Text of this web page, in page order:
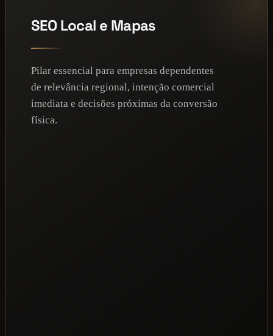
SEO Local e Mapas
Pilar essencial para empresas dependentes
de relevância regional, intenção comercial
imediata e decisões próximas da conversão
física.